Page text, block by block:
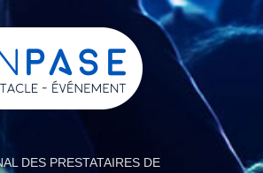
DES PRESTATAIRES DE